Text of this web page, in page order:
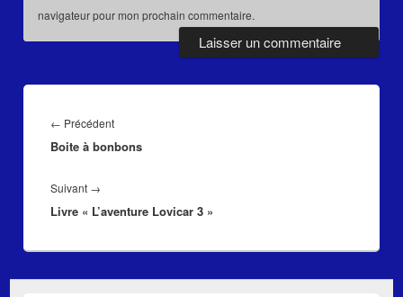
navigateur pour mon prochain commentaire.
de
l’article
← PrécédentArticle
précédent :
Boite à bonbons
Suivant →
suivant :
Livre « L’aventure Lovicar 3 »